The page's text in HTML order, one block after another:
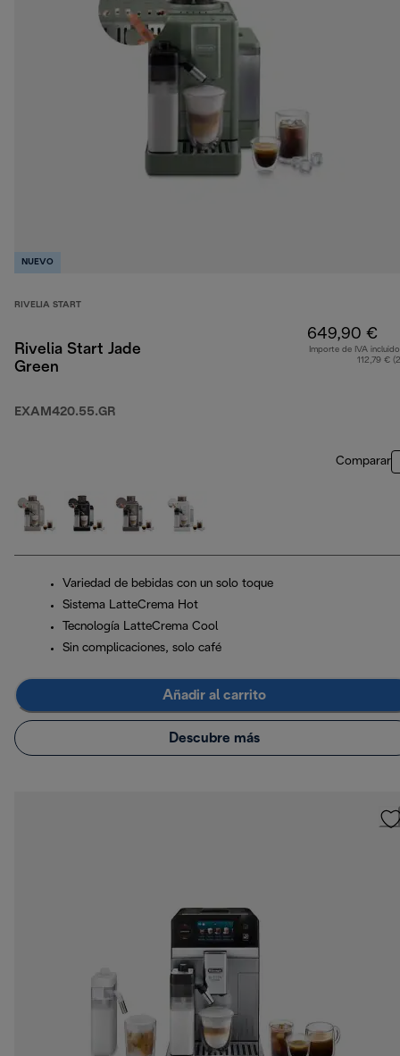
NUEVO
RIVELIA START
Rivelia Start Jade
Green
EXAM420.55.GR
649,90 €
Importe de IVA
112,79 €
Comparar
Variedad de bebidas con un solo toque
Sistema LatteCrema Hot
Tecnología LatteCrema Cool
Sin complicaciones, solo café
Añadir al carrito
Descubre más